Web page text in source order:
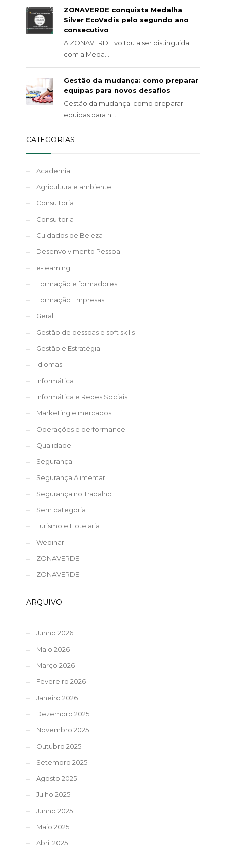
ZONAVERDE conquista Medalha
Silver EcoVadis pelo segundo ano
consecutivo
A ZONAVERDE voltou a ser distinguida
com a Meda...
Gestão da mudança: como preparar
equipas para novos desafios
Gestão da mudança: como preparar
equipas para n...
CATEGORIAS
Academia
Agricultura e ambiente
Consultoria
Consultoria
Cuidados de Beleza
Desenvolvimento Pessoal
e-learning
Formação e formadores
Formação Empresas
Geral
Gestão de pessoas e soft skills
Gestão e Estratégia
Idiomas
Informática
Informática e Redes Sociais
Marketing e mercados
Operações e performance
Qualidade
Segurança
Segurança Alimentar
Segurança no Trabalho
Sem categoria
Turismo e Hotelaria
Webinar
ZONAVERDE
ZONAVERDE
ARQUIVO
Junho 2026
Maio 2026
Março 2026
Fevereiro 2026
Janeiro 2026
Dezembro 2025
Novembro 2025
Outubro 2025
Setembro 2025
Agosto 2025
Julho 2025
Junho 2025
Maio 2025
Abril 2025